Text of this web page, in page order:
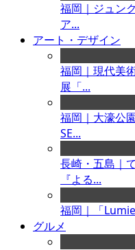
福岡｜ジュン
ア...
アート・デザイン
福岡｜現代美
展「...
福岡｜大濠公
SE...
長崎・五島｜
『よる...
福岡｜「
グルメ